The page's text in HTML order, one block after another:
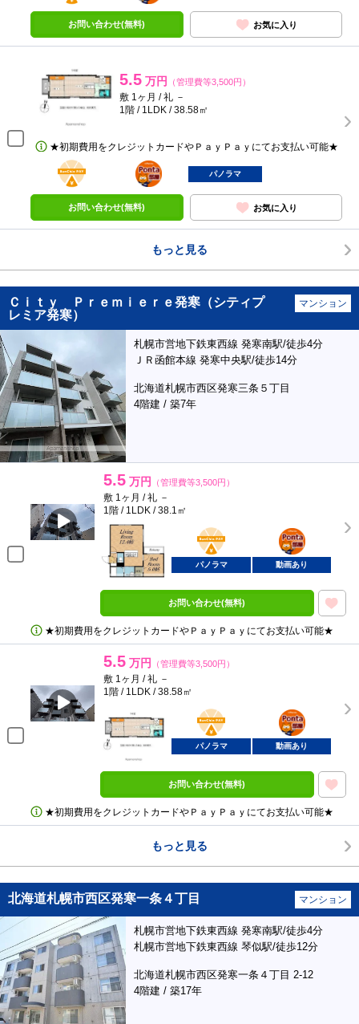
お問い合わせ(無料) お気に入り
5.5 万円 （管理費等3,500円）
敷 1ヶ月 / 礼 －
1階 / 1LDK / 38.58㎡
★初期費用をクレジットカードやＰａｙＰａｙにてお支払い可能★
BunChinPAY
ポンタ
部屋
パノラマ
お問い合わせ(無料) お気に入り
もっと見る
Ｃｉｔｙ Ｐｒｅｍｉｅｒｅ発寒（シティプ
レミア発寒）
マンション
札幌市営地下鉄東西線 発寒南駅/徒歩4分
ＪＲ函館本線 発寒中央駅/徒歩14分
北海道札幌市西区発寒三条５丁目
4階建 / 築7年
5.5 万円 （管理費等3,500円）
敷 1ヶ月 / 礼 －
1階 / 1LDK / 38.1㎡
BunChinPAY
ポンタ
部屋
パノラマ 動画あり
お問い合わせ(無料)
★初期費用をクレジットカードやＰａｙＰａｙにてお支払い可能★
5.5 万円 （管理費等3,500円）
敷 1ヶ月 / 礼 －
1階 / 1LDK / 38.58㎡
BunChinPAY
ポンタ
部屋
パノラマ 動画あり
お問い合わせ(無料)
★初期費用をクレジットカードやＰａｙＰａｙにてお支払い可能★
もっと見る
北海道札幌市西区発寒一条４丁目 マンション
札幌市営地下鉄東西線 発寒南駅/徒歩4分
札幌市営地下鉄東西線 琴似駅/徒歩12分
北海道札幌市西区発寒一条４丁目 2-12
4階建 / 築17年